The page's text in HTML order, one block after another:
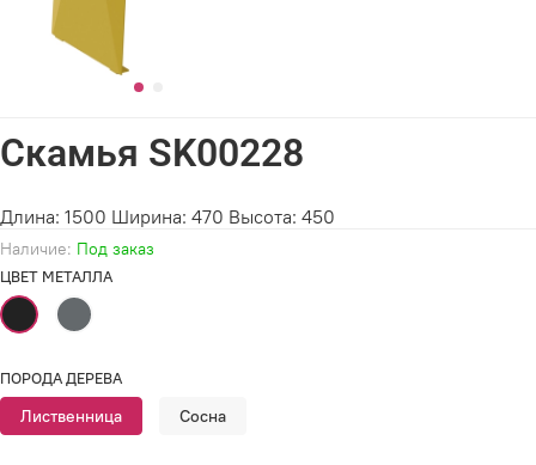
Наличие: Под заказ
Скамья SK00228
ЦВЕТ МЕТАЛЛА
ПОРОДА ДЕРЕВА
Лиственница Сосна
Длина: 1500 Ширина: 470 Высота: 450